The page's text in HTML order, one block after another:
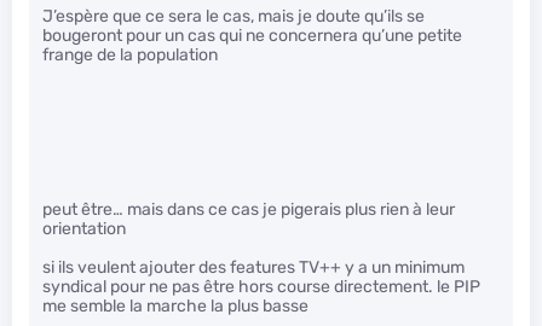
J’espère que ce sera le cas, mais je doute qu’ils se
bougeront pour un cas qui ne concernera qu’une petite
frange de la population
peut être… mais dans ce cas je pigerais plus rien à leur
orientation
si ils veulent ajouter des features TV++ y a un minimum
syndical pour ne pas être hors course directement. le PIP
me semble la marche la plus basse